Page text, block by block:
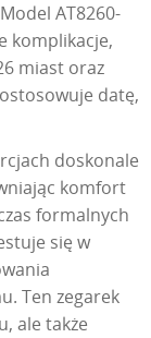
AT8260-
komplikacje,
miast oraz
datę,
doskonale
komfort
formalnych
się w
Ten zegarek
ale także